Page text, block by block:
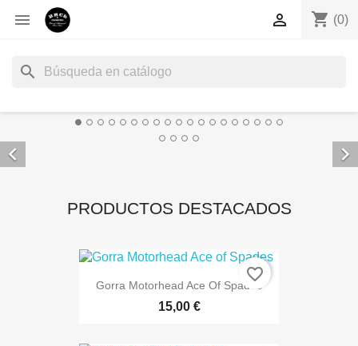
 shopping_cart (0)

search
 
PRODUCTOS DESTACADOS
Gorra Motorhead Ace Of Spades
15,00 €
favorite_border